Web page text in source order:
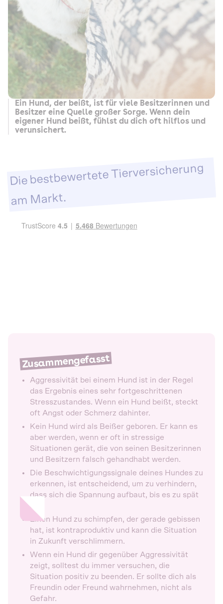
Ein Hund, der beißt, ist für viele Besitzerinnen und
Besitzer eine Quelle großer Sorge. Wenn dein
eigener Hund beißt, fühlst du dich oft hilflos und
verunsichert.
Die bestbewertete Tierversicherung
am Markt.
Zusammengefasst
Aggressivität bei einem Hund ist in der Regel
das Ergebnis eines sehr fortgeschrittenen
Stresszustandes. Wenn ein Hund beißt, steckt
oft Angst oder Schmerz dahinter.
Kein Hund wird als Beißer geboren. Er kann es
aber werden, wenn er oft in stressige
Situationen gerät, die von seinen Besitzerinnen
und Besitzern falsch gehandhabt werden.
Die Beschwichtigungssignale deines Hundes zu
erkennen, ist entscheidend, um zu verhindern,
dass sich die Spannung aufbaut, bis es zu spät
ist.
Einen Hund zu schimpfen, der gerade gebissen
hat, ist kontraproduktiv und kann die Situation
in Zukunft verschlimmern.
Wenn ein Hund dir gegenüber Aggressivität
zeigt, solltest du immer versuchen, die
Situation positiv zu beenden. Er sollte dich als
Freundin oder Freund wahrnehmen, nicht als
Gefahr.